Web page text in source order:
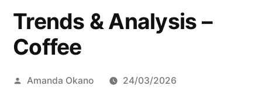
Trends & Analysis –
Coffee
Publicado
Amanda Okano 24/03/2026